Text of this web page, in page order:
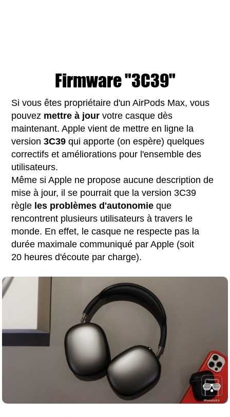
Firmware "3C39"
Si vous êtes propriétaire d'un AirPods Max, vous
pouvez mettre à jour votre casque dès
maintenant. Apple vient de mettre en ligne la
version3C39 qui apporte (on espère) quelques
correctifs et améliorations pour l'ensemble des
utilisateurs.
Même si Apple ne propose aucune description de
mise à jour, il se pourrait que la version 3C39
règle les problèmes d'autonomie que
rencontrent plusieurs utilisateurs à travers le
monde. En effet, le casque ne respecte pas la
durée maximale communiqué par Apple (soit
20 heures d'écoute par charge).